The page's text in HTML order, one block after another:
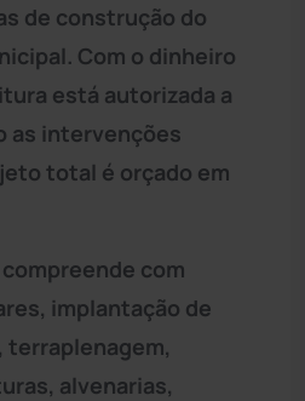
de construção do
Com o dinheiro
está autorizada a
as intervenções
total é orçado em
compreende com
implantação de
terraplenagem,
alvenarias,